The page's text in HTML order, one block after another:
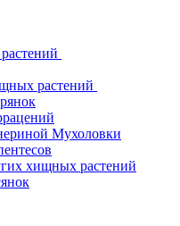
растений
Мухоловки
хищных растений